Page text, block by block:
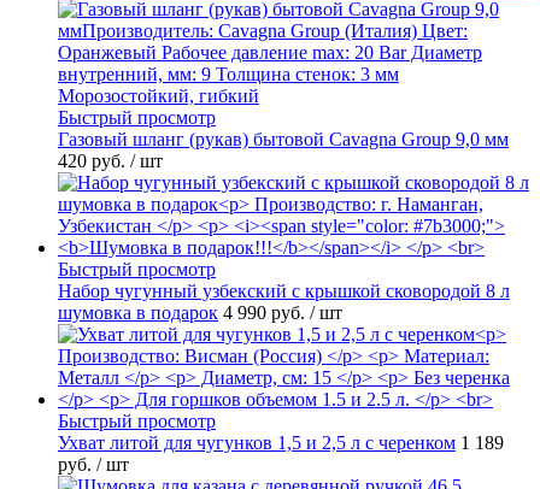
Быстрый просмотр
Газовый шланг (рукав) бытовой Cavagna Group 9,0 мм
420 руб. / шт
Быстрый просмотр
Набор чугунный узбекский с крышкой сковородой 8 л
шумовка в подарок 4 990 руб. / шт
Быстрый просмотр
Ухват литой для чугунков 1,5 и 2,5 л с черенком 1 189
руб. / шт